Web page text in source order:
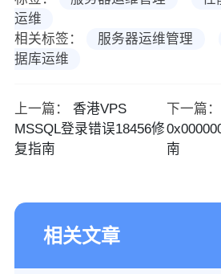
运维
相关标签：
服务器运维管理
据库运维
上一篇：
香港VPS
MSSQL登录错误18456修
复指南
下一篇：
南
相关文章